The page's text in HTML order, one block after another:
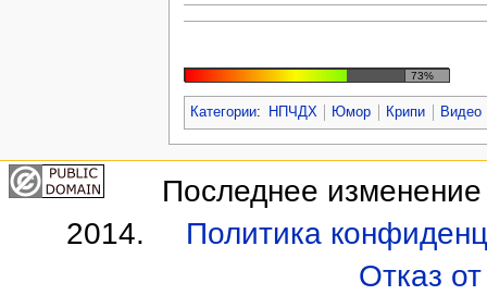
73%
Категории: НПЧДХ Юмор Крипи Видео
Последнее
2014.
Политика
Отказ